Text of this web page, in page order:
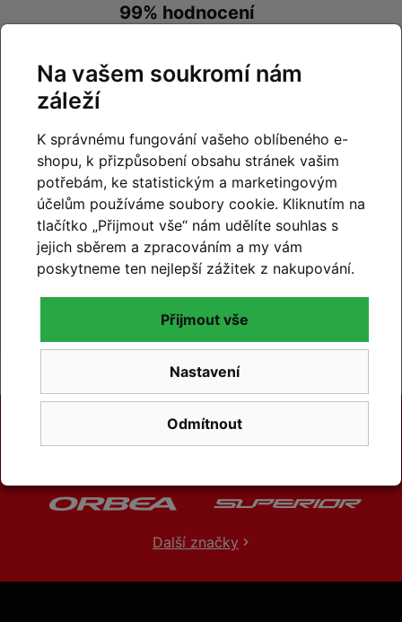
99% hodnocení
prohlédnout hodnocení
99% hodnocení
zákazníků
prohlédnout hodnocení
Další značky
Na vašem soukromí nám
záleží
K správnému fungování vašeho oblíbeného e-
shopu, k přizpůsobení obsahu stránek vašim
potřebám, ke statistickým a marketingovým
účelům používáme soubory cookie. Kliknutím na
tlačítko „Přijmout vše“ nám udělíte souhlas s
jejich sběrem a zpracováním a my vám
poskytneme ten nejlepší zážitek z nakupování.
Odmítnout
Nastavení
Přijmout vše